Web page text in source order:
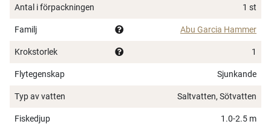
Antal i förpackningen 1 st
Familj Abu Garcia Hammer
Krokstorlek 1
Flytegenskap Sjunkande
Typ av vatten Saltvatten, Sötvatten
Fiskedjup 1.0-2.5 m